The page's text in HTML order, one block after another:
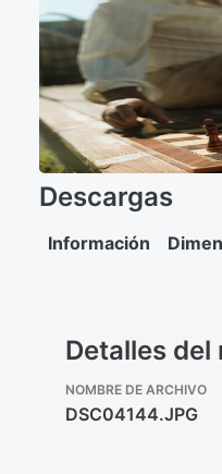
Descargas
Información
Detalles del
NOMBRE DE ARCHIVO
DSC04144.JPG